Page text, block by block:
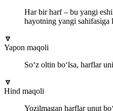
Har bir harf – bu yangi
hayotning yangi sahifasiga
🔽
Yapon maqoli
So‘z oltin bo‘lsa, harflar
🔽
Hind maqoli
Yozilmagan harflar unut